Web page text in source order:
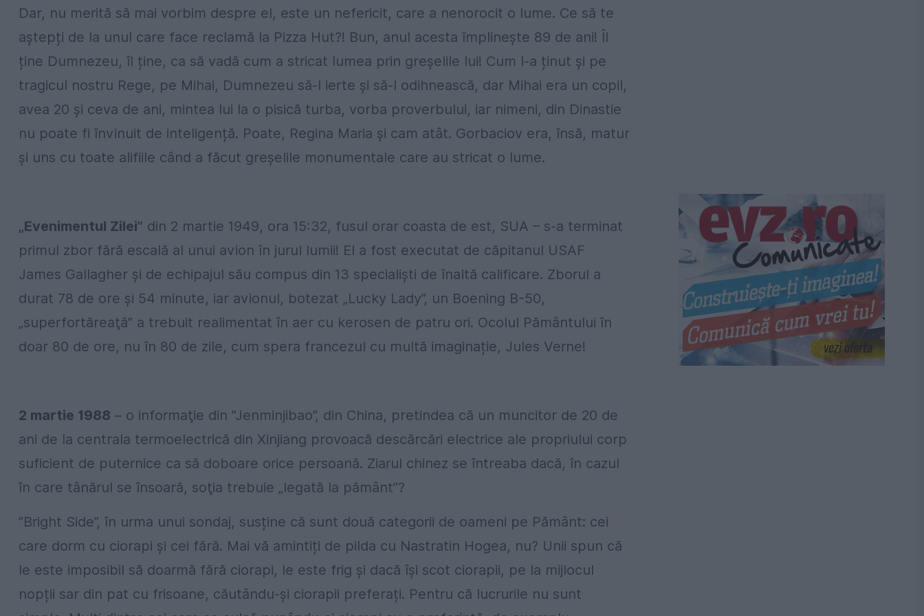
Dar, nu merită să mai vorbim despre el, este un nefericit, care a nenorocit o lume. Ce să te
aștepți de la unul care face reclamă la Pizza Hut?! Bun, anul acesta împlinește 89 de ani! Îl
ține Dumnezeu, îl ține, ca să vadă cum a stricat lumea prin greșelile lui! Cum l-a ținut și pe
tragicul nostru Rege, pe Mihai, Dumnezeu să-l ierte și să-l odihnească, dar Mihai era un copil,
avea 20 și ceva de ani, mintea lui la o pisică turba, vorba proverbului, iar nimeni, din Dinastie
nu poate fi învinuit de inteligență. Poate, Regina Maria și cam atât. Gorbaciov era, însă, matur
și uns cu toate alifiile când a făcut greșelile monumentale care au stricat o lume.
„Evenimentul Zilei” din 2 martie 1949, ora 15:32, fusul orar coasta de est, SUA – s-a terminat
primul zbor fără escală al unui avion în jurul lumii! El a fost executat de căpitanul USAF
James Gallagher şi de echipajul său compus din 13 specialişti de înaltă calificare. Zborul a
durat 78 de ore şi 54 minute, iar avionul, botezat „Lucky Lady”, un Boening B-50,
„superfortăreaţă” a trebuit realimentat în aer cu kerosen de patru ori. Ocolul Pământului în
doar 80 de ore, nu în 80 de zile, cum spera francezul cu multă imaginație, Jules Verne!
2 martie 1988 – o informaţie din ”Jenminjibao”, din China, pretindea că un muncitor de 20 de
ani de la centrala termoelectrică din Xinjiang provoacă descărcări electrice ale propriului corp
suficient de puternice ca să doboare orice persoană. Ziarul chinez se întreaba dacă, în cazul
în care tânărul se însoară, soţia trebuie „legată la pământ”?
”Bright Side”, în urma unui sondaj, susține că sunt două categorii de oameni pe Pământ: cei
care dorm cu ciorapi și cei fără. Mai vă amintiți de pilda cu Nastratin Hogea, nu? Unii spun că
le este imposibil să doarmă fără ciorapi, le este frig și dacă își scot ciorapii, pe la mijlocul
nopții sar din pat cu frisoane, căutându-și ciorapii preferați. Pentru că lucrurile nu sunt